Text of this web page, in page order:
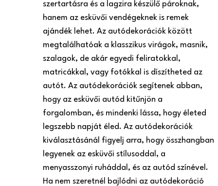
szertartásra és a lagzira készülő pároknak,
hanem az esküvői vendégeknek is remek
ajándék lehet. Az autódekorációk között
megtalálhatóak a klasszikus virágok, masnik,
szalagok, de akár egyedi feliratokkal,
matricákkal, vagy fotókkal is díszítheted az
autót. Az autódekorációk segítenek abban,
hogy az esküvői autód kitűnjön a
forgalomban, és mindenki lássa, hogy életed
legszebb napját éled. Az autódekorációk
kiválasztásánál figyelj arra, hogy összhangban
legyenek az esküvői stílusoddal, a
menyasszonyi ruháddal, és az autód színével.
Ha nem szeretnél bajlódni az autódekoráció